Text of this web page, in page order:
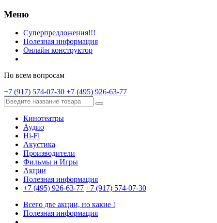
Меню
Суперпредложения!!!
Полезная информация
Онлайн конструктор
По всем вопросам
+7 (917) 574-07-30 +7 (495) 926-63-77
Кинотеатры
Аудио
Hi-Fi
Акустика
Производители
Фильмы и Игры
Акции
Полезная информация
+7 (495) 926-63-77 +7 (917) 574-07-30
Всего две акции, но какие !
Полезная информация